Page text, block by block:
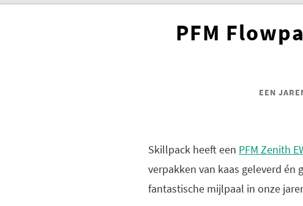
PFM
EEN
Skillpack heeft een PFM Zenith
verpakken van kaas geleverd én
fantastische mijlpaal in onze